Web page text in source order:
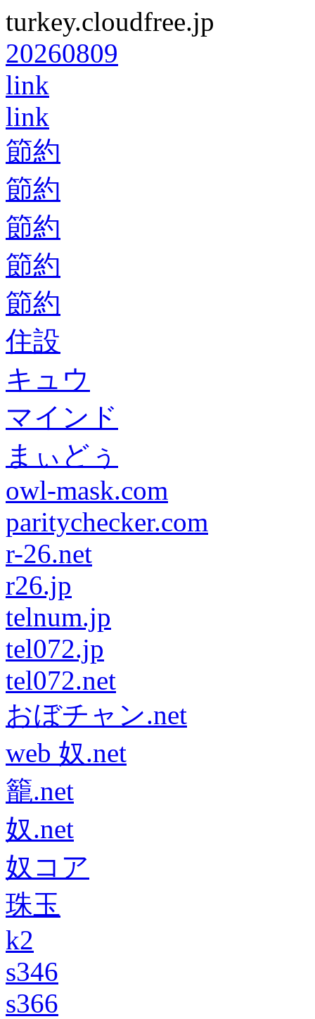
turkey.cloudfree.jp
20260809
link
link
節約
節約
節約
節約
節約
住設
キュウ
マインド
まぃどぅ
owl-mask.com
paritychecker.com
r-26.net
r26.jp
telnum.jp
tel072.jp
tel072.net
おぼチャン.net
web 奴.net
籠.net
奴.net
奴コア
珠玉
k2
s346
s366